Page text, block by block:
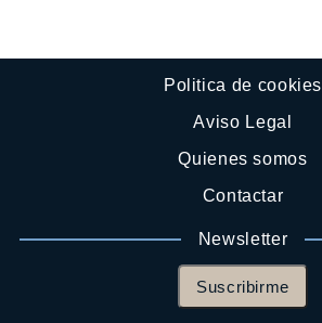
Politica de cookies
Aviso Legal
Quienes somos
Contactar
Newsletter
Suscribirme